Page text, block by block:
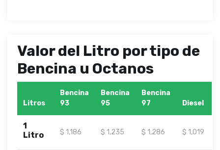
Valor del Litro por tipo de
Bencina u Octanos
Litros
Bencina
93
Bencina
95
Bencina
97
Diesel
1
Litro
$ 1,186 $ 1,235 $ 1,286 $ 1,019